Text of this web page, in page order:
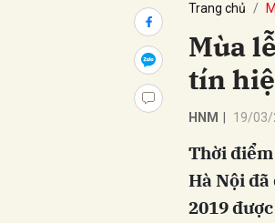
Trang chủ
Mùa
tín
HNM 19/03/
Thời
Hà Nội
2019